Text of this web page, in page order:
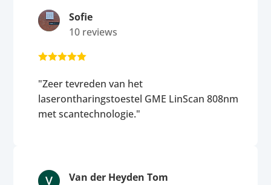
Sofie
10 reviews

"Zeer tevreden van het
laserontharingstoestel GME LinScan 808nm
met scantechnologie."
Van der Heyden Tom